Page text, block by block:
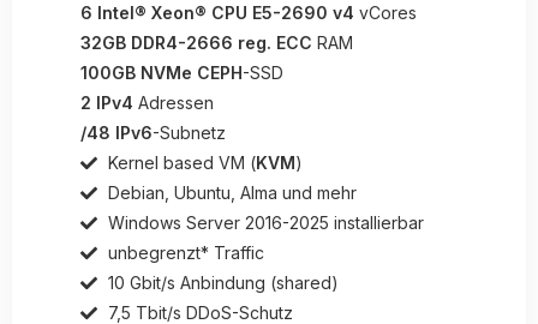
6 Intel® Xeon® CPU E5-2690 v4 vCores
32GB DDR4-2666 reg. ECCRAM
100GB NVMe CEPH-SSD
2 IPv4 Adressen
/48 IPv6-Subnetz
Kernel based VM (KVM)
Debian, Ubuntu, Alma und mehr
Windows Server 2016-2025 installierbar
unbegrenzt* Traffic
10 Gbit/s Anbindung (shared)
7,5 Tbit/s DDoS-Schutz